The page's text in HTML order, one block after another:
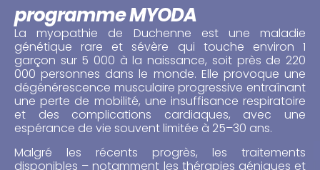
programme MYODA
La myopathie de Duchenne est une maladie
génétique rare et sévère qui touche environ 1
garçon sur 5 000 à la naissance, soit près de 220
000 personnes dans le monde. Elle provoque une
dégénérescence musculaire progressive entraînant
une perte de mobilité, une insuffisance respiratoire
et des complications cardiaques, avec une
espérance de vie souvent limitée à 25–30 ans.
Malgré les récents progrès, les traitements
disponibles – notamment les thérapies géniques et